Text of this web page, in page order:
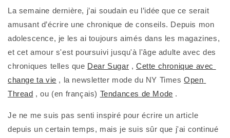
La semaine dernière, j’ai soudain eu l’idée que ce serait
amusant d’écrire une chronique de conseils. Depuis mon
adolescence, je les ai toujours aimés dans les magazines,
et cet amour s'est poursuivi jusqu'à l'âge adulte avec des
chroniques telles que Dear Sugar , Cette chronique avec
change ta vie , la newsletter mode du NY Times Open
Thread , ou (en français) Tendances de Mode .
Je ne me suis pas senti inspiré pour écrire un article
depuis un certain temps, mais je suis sûr que j'ai continué